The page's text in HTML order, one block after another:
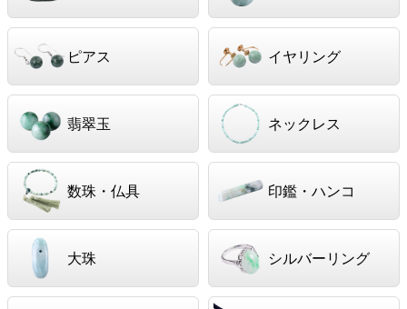
ピアス イヤリング
翡翠玉 ネックレス
数珠・仏具 印鑑・ハンコ
大珠 シルバーリング